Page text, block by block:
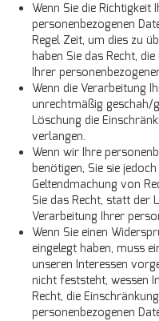
Wenn Sie die Richtigkeit
personenbezogenen
Regel Zeit, um dies zu
haben Sie das Recht,
Ihrer
Wenn die Verarbeitung
unrechtmäßig geschah/
Löschung die
verlangen.
Wenn wir Ihre
benötigen, Sie sie
Geltendmachung von
Sie das Recht, statt der
Verarbeitung Ihrer
Wenn Sie einen
eingelegt haben, muss
unseren Interessen
nicht feststeht, wessen
Recht, die
personenbezogenen